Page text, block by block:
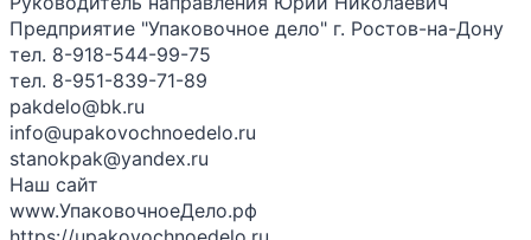
Предприятие "Упаковочное дело" г. Ростов-на-Дону
тел. 8-918-544-99-75
тел. 8-951-839-71-89
pakdelo@bk.ru
info@upakovochnoedelo.ru
stanokpak@yandex.ru
Наш сайт
www.УпаковочноеДело.рф